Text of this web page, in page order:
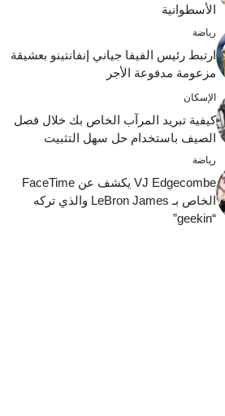
الأسطوانية
رياضة
ارتبط رئيس الفيفا جياني إنفانتينو بعشيقة
مزعومة مدفوعة الأجر
الإسكان
كيفية تبريد المرآب الخاص بك خلال فصل
الصيف باستخدام حل سهل التثبيت
رياضة
VJ Edgecombe يكشف عن FaceTime
الخاص بـ LeBron James والذي تركه
“geekin”